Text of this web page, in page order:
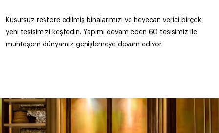
Kusursuz restore edilmiş binalarımızı ve heyecan verici birçok
yeni tesisimizi keşfedin. Yapımı devam eden 60 tesisimiz ile
muhteşem dünyamız genişlemeye devam ediyor.